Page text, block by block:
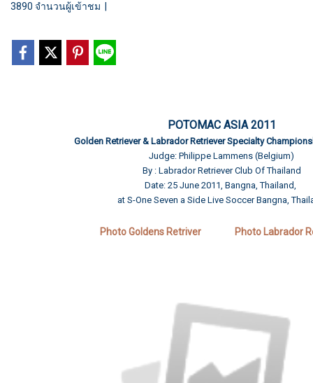
3890 จำนวนผู้เข้าชม
POTOMAC ASIA 2011
Golden Retriever & Labrador Retriever Specialty
Judge: Philippe Lammens (Belgium)
By : Labrador Retriever Club Of Thailand
Date: 25 June 2011, Bangna, Thailand,
at S-One Seven a Side Live SoccerBangna,
Photo Goldens Retriver Photo Labrador